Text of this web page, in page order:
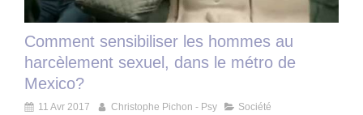
Comment sensibiliser les hommes au
harcèlement sexuel, dans le métro de
Mexico?
11 Avr 2017 Christophe Pichon - Psy Société